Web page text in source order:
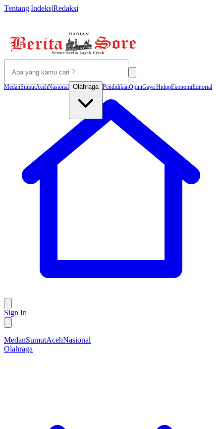
Tentang|Indeks|Redaksi
MedanSumutAcehNasional Olahraga PendidikanOpiniGaya HidupEkonomiEditorial
Sign In
MedanSumutAcehNasional
Olahraga